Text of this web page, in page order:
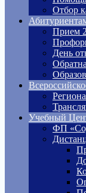
Отбор
Прием
День
Учебный
ФП